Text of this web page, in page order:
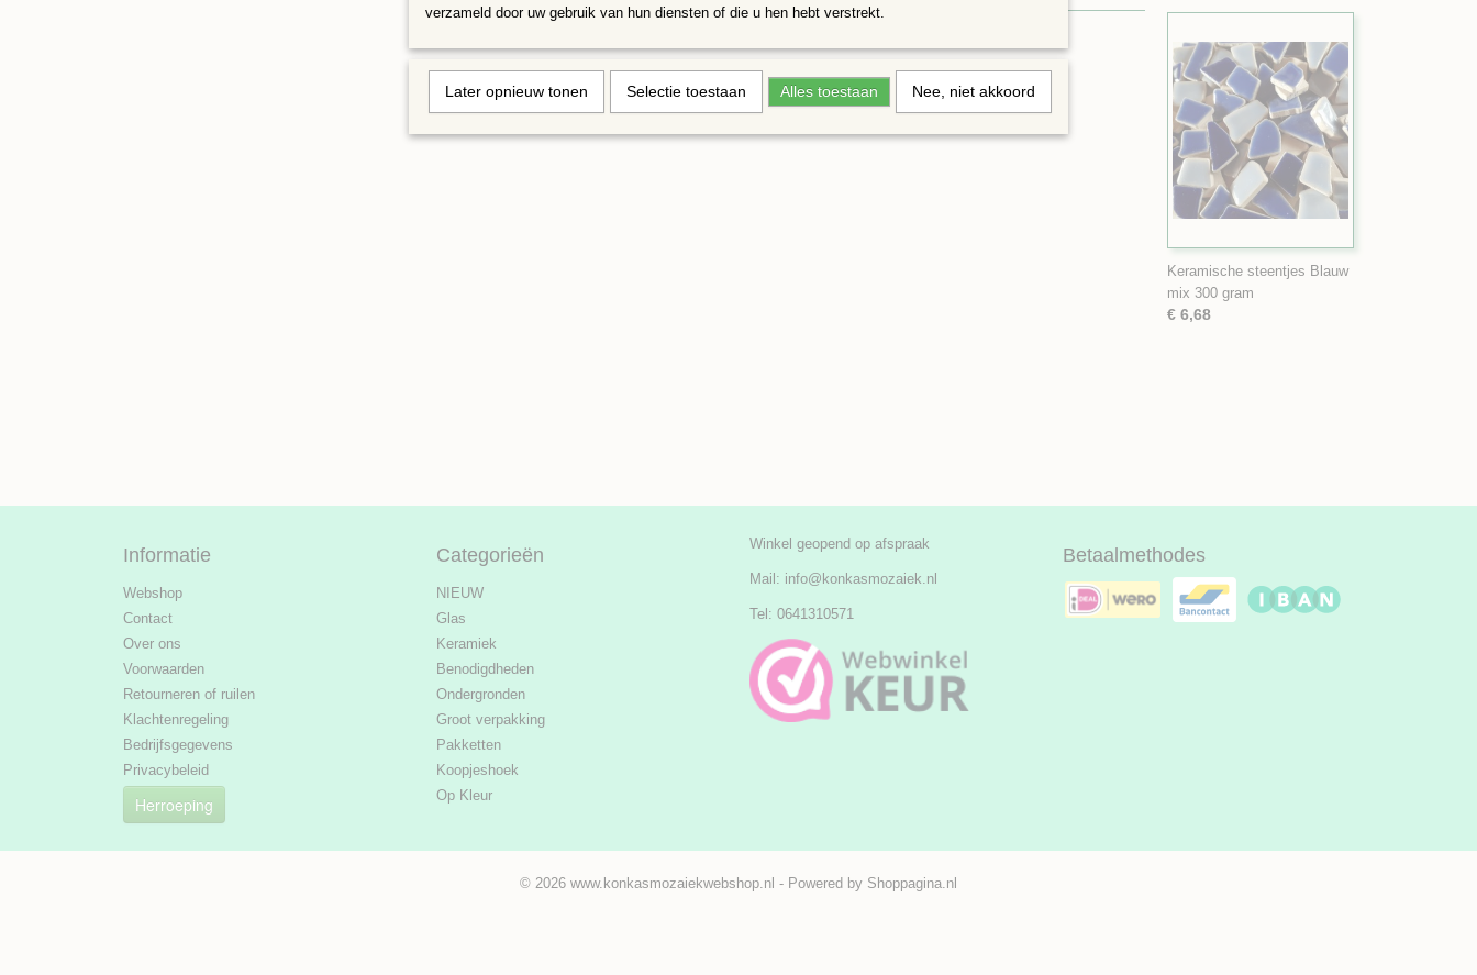
Keramische steentjes Blauw
mix 300 gram
€ 6,68
Informatie
Webshop
Contact
Over ons
Voorwaarden
Retourneren of ruilen
Klachtenregeling
Bedrijfsgegevens
Privacybeleid
Herroeping
Categorieën
NIEUW
Glas
Keramiek
Benodigdheden
Ondergronden
Groot verpakking
Pakketten
Koopjeshoek
Op Kleur
Winkel geopend op afspraak
Mail: info@konkasmozaiek.nl
Tel: 0641310571
Betaalmethodes
© 2026 www.konkasmozaiekwebshop.nl - Powered by Shoppagina.nl
verzameld door uw gebruik van hun diensten of die u hen hebt verstrekt.
Later opnieuw tonen Selectie toestaan Alles toestaan Nee, niet akkoord